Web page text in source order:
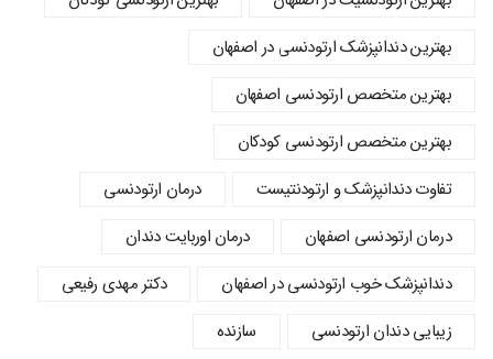
بهترین دندانپزشک ارتودنسی در اصفهان
بهترین متخصص ارتودنسی اصفهان
بهترین متخصص ارتودنسی کودکان
تفاوت دندانپزشک و ارتودنتیست
درمان ارتودنسی
درمان ارتودنسی اصفهان
درمان اوربایت دندان
دندانپزشک خوب ارتودنسی در اصفهان
دکتر مهدی رفیعی
زیبایی دندان ارتودنسی
سازنده